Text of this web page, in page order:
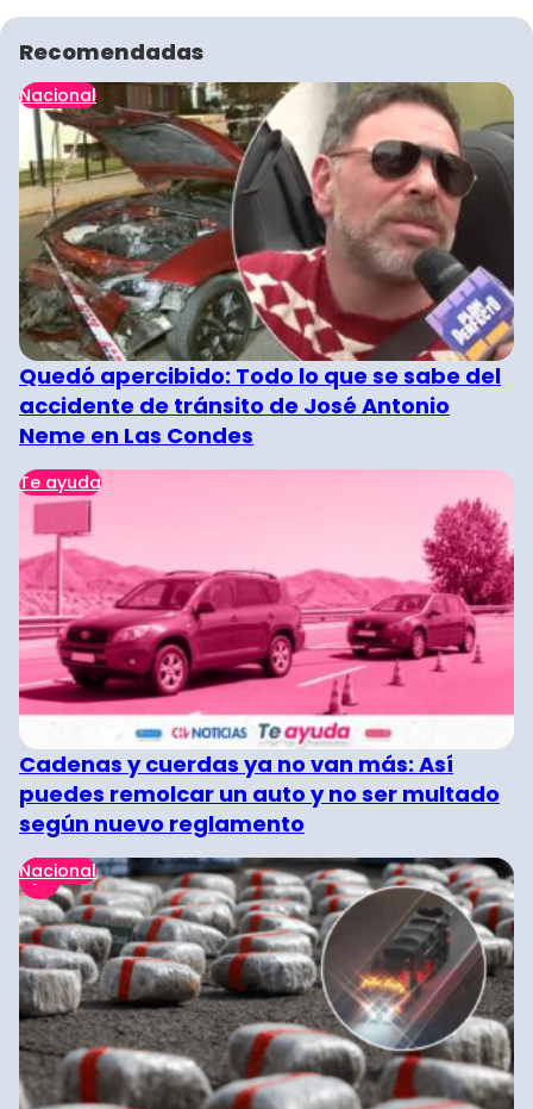
Recomendadas
Nacional
Quedó apercibido: Todo lo que se sabe del
accidente de tránsito de José Antonio
Neme en Las Condes
Te ayuda
Cadenas y cuerdas ya no van más: Así
puedes remolcar un auto y no ser multado
según nuevo reglamento
Nacional